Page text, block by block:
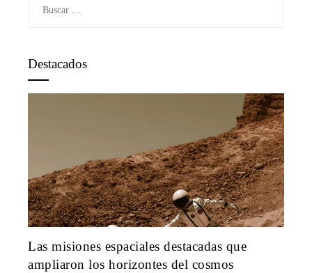
Destacados
Las misiones espaciales destacadas que
ampliaron los horizontes del cosmos